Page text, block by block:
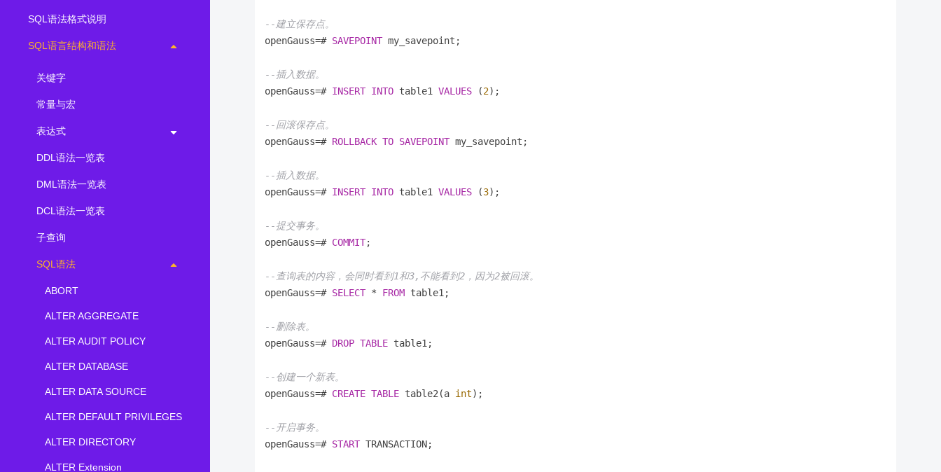
SQL语法格式说明
SQL语言结构和语法
关键字
常量与宏
表达式
DDL语法一览表
DML语法一览表
DCL语法一览表
子查询
SQL语法
ABORT
ALTER AGGREGATE
ALTER AUDIT POLICY
ALTER DATABASE
ALTER DATA SOURCE
ALTER DEFAULT PRIVILEGES
ALTER DIRECTORY
ALTER Extension
--建立保存点。
openGauss=# SAVEPOINT my_savepoint;
--插入数据。
openGauss=# INSERT INTO table1 VALUES (2);
--回滚保存点。
openGauss=# ROLLBACK TO SAVEPOINT my_savepoint;
--插入数据。
openGauss=# INSERT INTO table1 VALUES (3);
--提交事务。
openGauss=# COMMIT;
--查询表的内容，会同时看到1和3,不能看到2，因为2被回滚。
openGauss=# SELECT * FROM table1;
--删除表。
openGauss=# DROP TABLE table1;
--创建一个新表。
openGauss=# CREATE TABLE table2(a int);
--开启事务。
openGauss=# START TRANSACTION;